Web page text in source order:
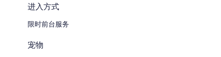
进入方式
限时前台服务
宠物